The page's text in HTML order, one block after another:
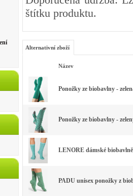
štítku produktu.
Alternativní zboží
Název
Ponožky ze biobavlny -
Ponožky ze biobavlny -
LENORE dámské
PADU unisex ponožky z